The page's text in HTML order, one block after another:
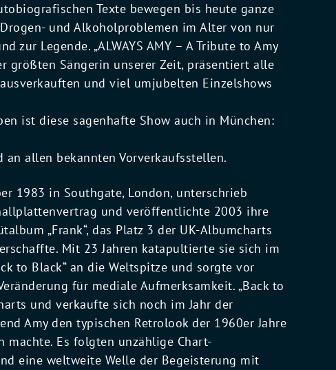
Texte bewegen bis heute ganze
und Alkoholproblemen im Alter von nur
zur Legende. „ALWAYS AMY – A Tribute to Amy
größten Sängerin unserer Zeit, präsentiert alle
und viel umjubelten Einzelshows
ist diese sagenhafte Show auch in München:
allen bekannten Vorverkaufsstellen.
1983 in Southgate, London, unterschrieb
und veröffentlichte 2003 ihre
„Frank“, das Platz 3 der UK-Albumcharts
Mit 23 Jahren katapultierte sie sich im
to Black“ an die Weltspitze und sorgte vor
für mediale Aufmerksamkeit. „Back to
und verkaufte sich noch im Jahr der
Amy den typischen Retrolook der 1960er Jahre
machte. Es folgten unzählige Chart-
eine weltweite Welle der Begeisterung mit